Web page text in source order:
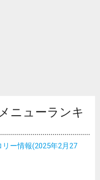
ニューランキ
ー情報(2025年2月27